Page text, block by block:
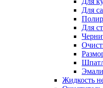
Для
Для
Жидкость